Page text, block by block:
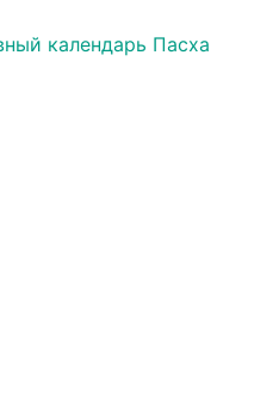
календарь Пасха